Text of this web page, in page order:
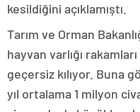
kesildiğini açıklamıştı.
Tarım ve Orman
hayvan varlığı
geçersiz kılıyor. Buna
yıl ortalama 1 milyon